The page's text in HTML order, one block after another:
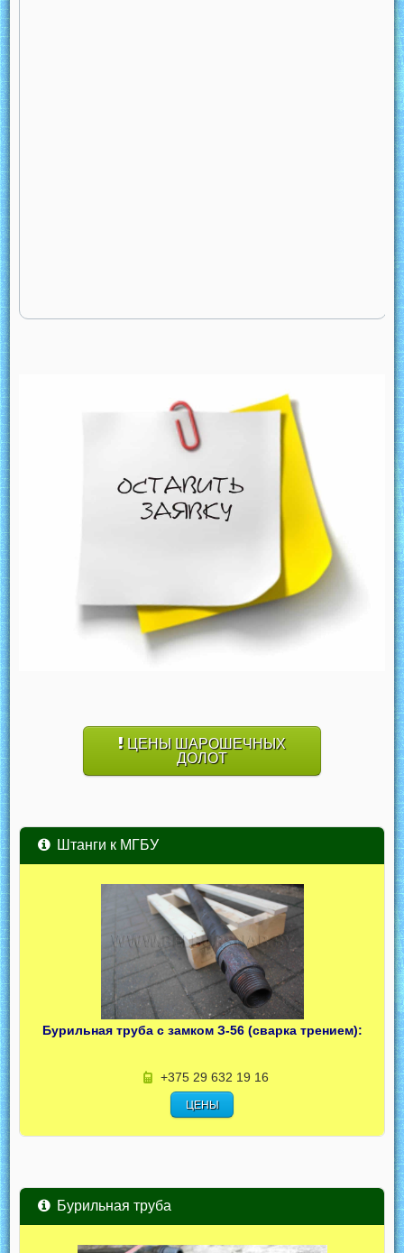
ЦЕНЫ ШАРОШЕЧНЫХ
ДОЛОТ
Штанги к МГБУ
Бурильная труба с замком З-56 (сварка трением):
+375 29 632 19 16
ЦЕНЫ
Бурильная труба